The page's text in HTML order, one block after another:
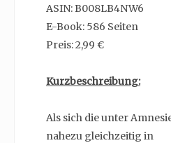
ASIN: B008LB4NW6
E-Book: 586 Seiten
Preis: 2,99 €
Kurzbeschreibung:
Als sich die unter
nahezu gleichzeitig in